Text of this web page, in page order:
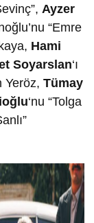
Ayzer
“Emre
Hami
Soyarslan‘ı
Yeröz, Tümay
‘nu “Tolga